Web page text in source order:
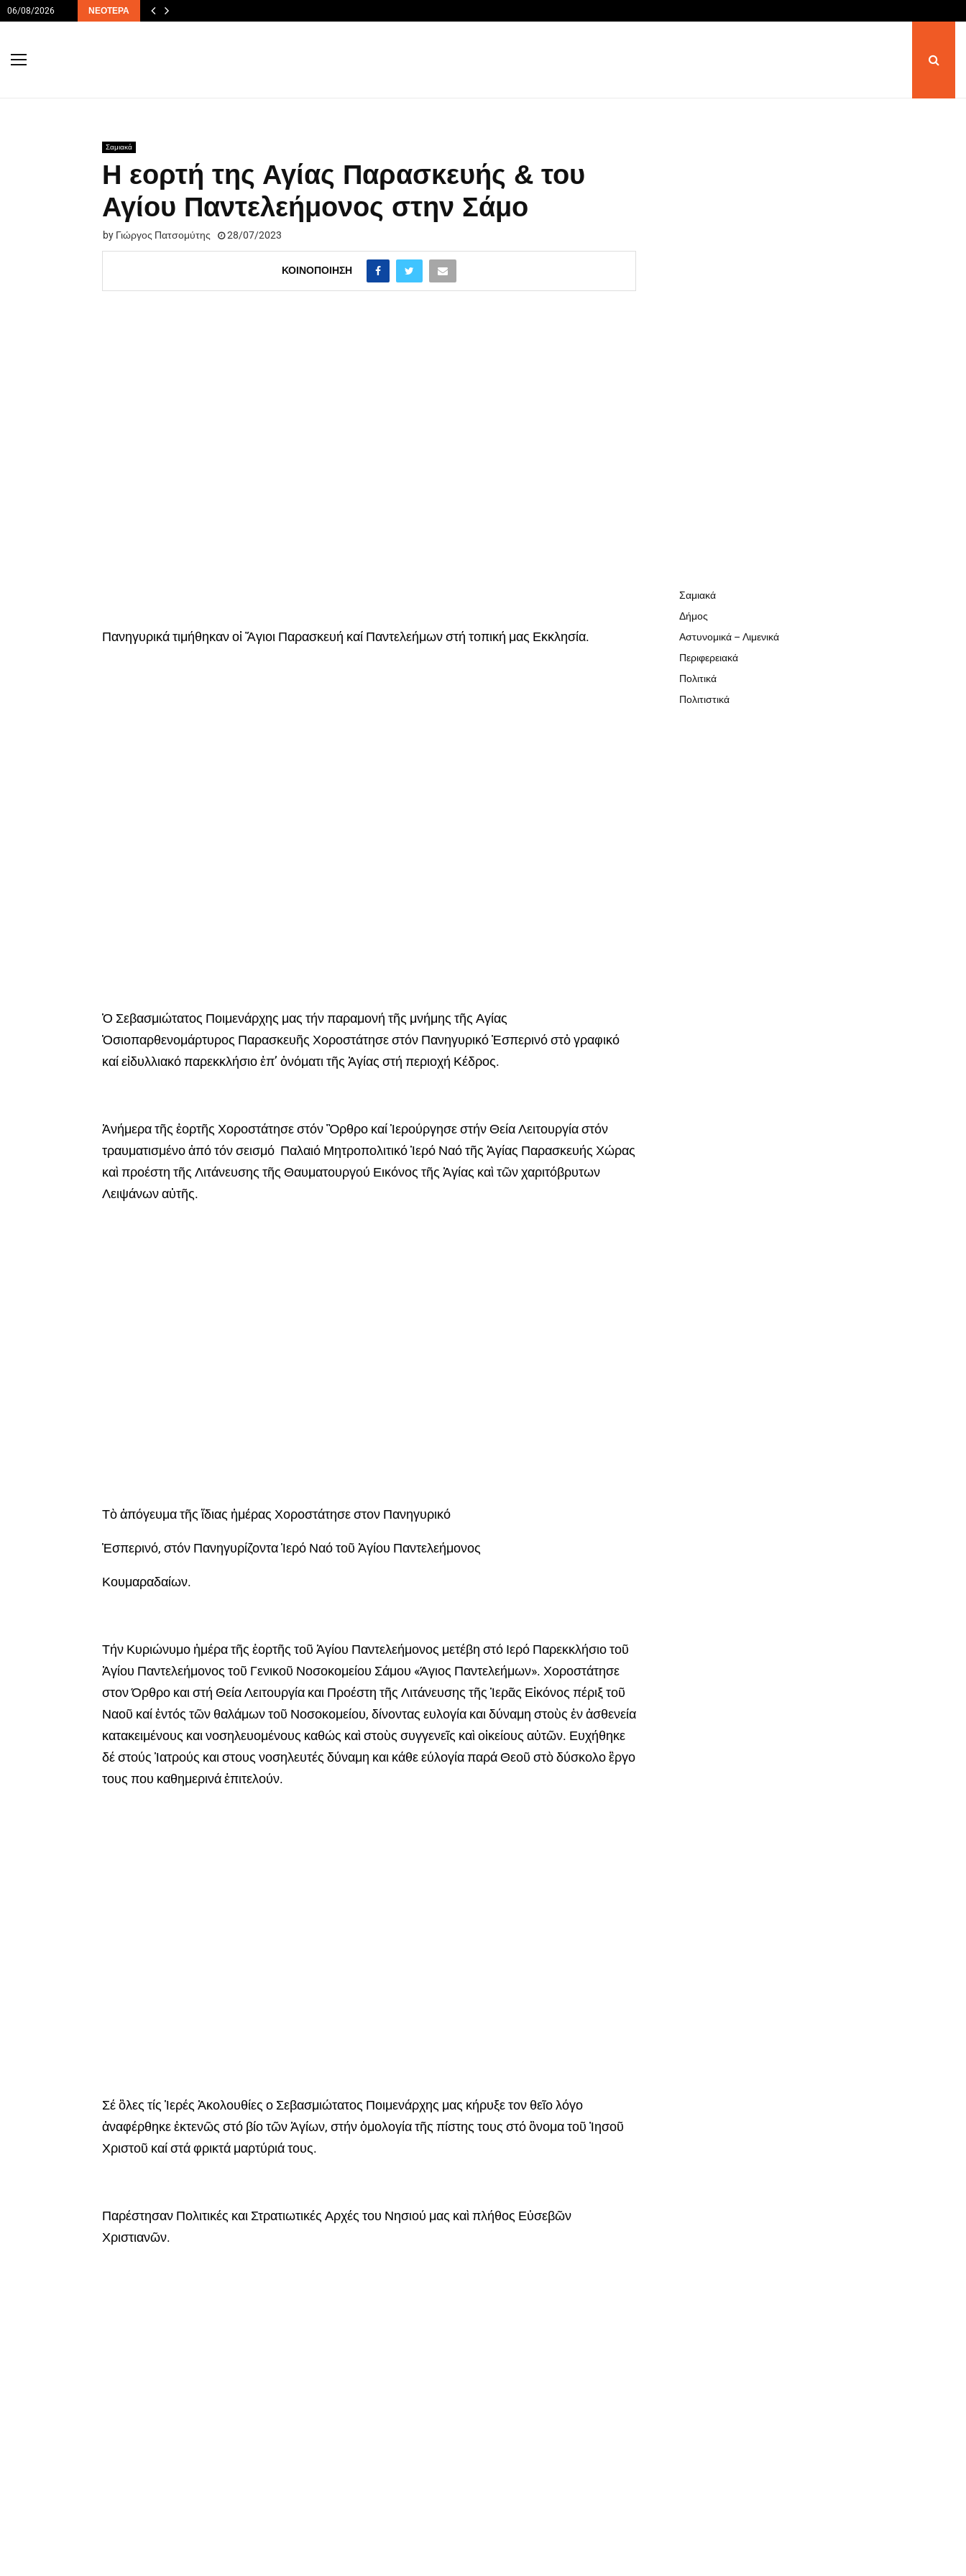
06/08/2026 ΝΕΌΤΕΡΑ
Σαμιακά
Η εορτή της Αγίας Παρασκευής & του
Αγίου Παντελεήμονος στην Σάμο
by Γιώργος Πατσομύτης 28/07/2023
ΚΟΙΝΟΠΟΊΗΣΗ
Πανηγυρικά τιμήθηκαν οἱ Ἅγιοι Παρασκευή καί Παντελεήμων στή τοπική μας Εκκλησία.
Ὁ Σεβασμιώτατος Ποιμενάρχης μας τήν παραμονή τῆς μνήμης τῆς Αγίας
Ὁσιοπαρθενομάρτυρος Παρασκευῆς Χοροστάτησε στόν Πανηγυρικό Ἑσπερινό στὀ γραφικό
καί εἰδυλλιακό παρεκκλήσιο ἐπ’ ὀνόματι τῆς Ἁγίας στή περιοχή Κέδρος.
Ἀνήμερα τῆς ἑορτῆς Χοροστάτησε στόν Ὂρθρο καί Ἱερούργησε στήν Θεία Λειτουργία στόν
τραυματισμένο ἀπό τόν σεισμό Παλαιό Μητροπολιτικό Ἱερό Ναό τῆς Ἁγίας Παρασκευής Χώρας
καὶ προέστη τῆς Λιτάνευσης τῆς Θαυματουργού Εικόνος τῆς Ἁγίας καὶ τῶν χαριτόβρυτων
Λειψάνων αὐτῆς.
Τὸ ἀπόγευμα τῆς ἴδιας ἡμέρας Χοροστάτησε στον Πανηγυρικό
Ἑσπερινό, στόν Πανηγυρίζοντα Ἱερό Ναό τοῦ Ἁγίου Παντελεήμονος
Κουμαραδαίων.
Τήν Κυριώνυμο ἡμέρα τῆς ἑορτῆς τοῦ Ἁγίου Παντελεήμονος μετέβη στό Ιερό Παρεκκλήσιο τοῦ
Ἁγίου Παντελεήμονος τοῦ Γενικοῦ Νοσοκομείου Σάμου «Άγιος Παντελεήμων». Χοροστάτησε
στον Όρθρο και στή Θεία Λειτουργία και Προέστη τῆς Λιτάνευσης τῆς Ἱερᾶς Εἰκόνος πέριξ τοῦ
Ναοῦ καί ἐντός τῶν θαλάμων τοῦ Νοσοκομείου, δίνοντας ευλογία και δύναμη στοὺς ἐν ἀσθενεία
κατακειμένους και νοσηλευομένους καθώς καὶ στοὺς συγγενεῖς καὶ οἱκείους αὐτῶν. Ευχήθηκε
δέ στούς Ἱατρούς και στους νοσηλευτές δύναμη και κάθε εύλογία παρά Θεοῦ στὸ δύσκολο ἒργο
τους που καθημερινά ἐπιτελούν.
Σέ ὃλες τίς Ἱερές Ἀκολουθίες ο Σεβασμιώτατος Ποιμενάρχης μας κήρυξε τον θεῖο λόγο
ἀναφέρθηκε ἐκτενῶς στό βίο τῶν Ἁγίων, στήν ὀμολογία τῆς πίστης τους στό ὂνομα τοῦ Ἰησοῦ
Χριστοῦ καί στά φρικτά μαρτύριά τους.
Παρέστησαν Πολιτικές και Στρατιωτικές Αρχές του Νησιού μας καὶ πλήθος Εὐσεβῶν
Χριστιανῶν.
Σαμιακά
Δήμος
Αστυνομικά – Λιμενικά
Περιφερειακά
Πολιτικά
Πολιτιστικά